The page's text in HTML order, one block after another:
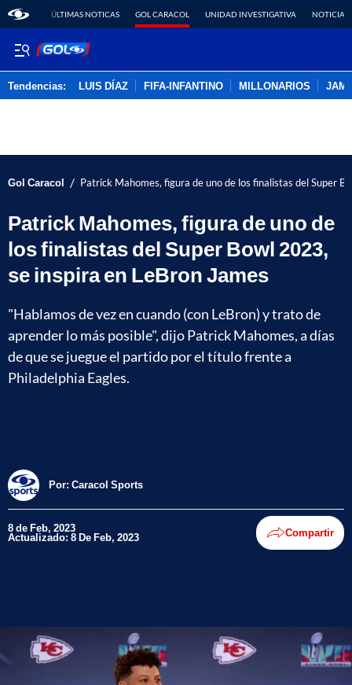
ÚLTIMAS NOTICAS GOL CARACOL UNIDAD INVESTIGATIVA NOTICIAS
Tendencias: LUIS DÍAZ FIFA-INFANTINO MILLONARIOS
Gol Caracol / Patrick Mahomes, figura de uno de los finalistas del Super
Patrick Mahomes, figura de uno de
los finalistas del Super Bowl 2023,
se inspira en LeBron James
"Hablamos de vez en cuando (con LeBron) y trato de
aprender lo más posible", dijo Patrick Mahomes, a días
de que se juegue el partido por el título frente a
Philadelphia Eagles.
Por: Caracol Sports
8 de Feb, 2023
Actualizado: 8 De Feb, 2023 Compartir